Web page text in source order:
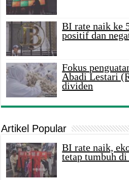
BI rate naik ke
positif dan
Fokus
Abadi Lestari
dividen
Artikel Popular
BI rate naik,
tetap tumbuh di